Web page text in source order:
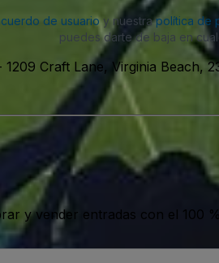
de usuarioy nuestrapolítica de
puedes darte de baja en
1209 Craft Lane, Virginia Beach,
y vender entradas con el 100